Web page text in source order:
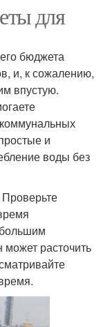
для
бюджета
и, к сожалению,
впустую.
и
воды без
расточить